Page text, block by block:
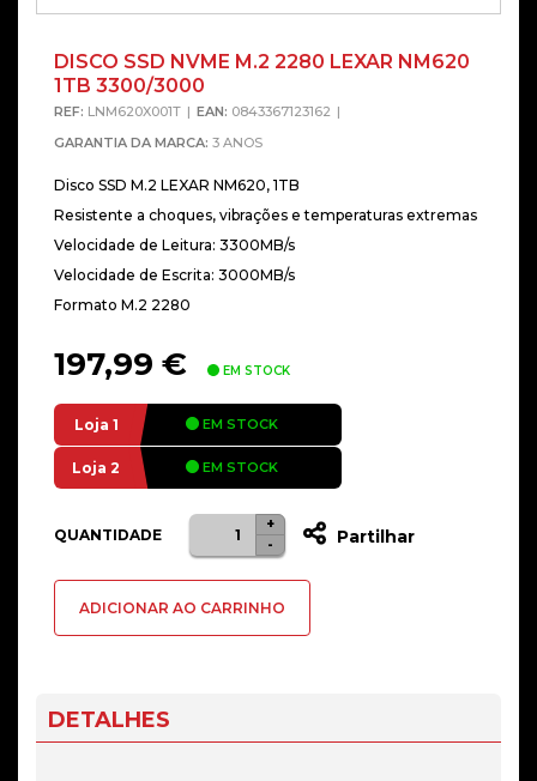
DISCO SSD NVME M.2 2280 LEXAR NM620
1TB 3300/3000
REF: LNM620X001T EAN: 0843367123162
GARANTIA DA MARCA: 3 ANOS
Disco SSD M.2 LEXAR NM620, 1TB
Resistente a choques, vibrações e temperaturas extremas
Velocidade de Leitura: 3300MB/s
Velocidade de Escrita: 3000MB/s
Formato M.2 2280
197,99 € EM STOCK
Loja 1 EM STOCK
Loja 2 EM STOCK
QUANTIDADE
Quantidade
de
SSD
LEXAR
-
+
Partilhar
ADICIONAR AO CARRINHO
DETALHES